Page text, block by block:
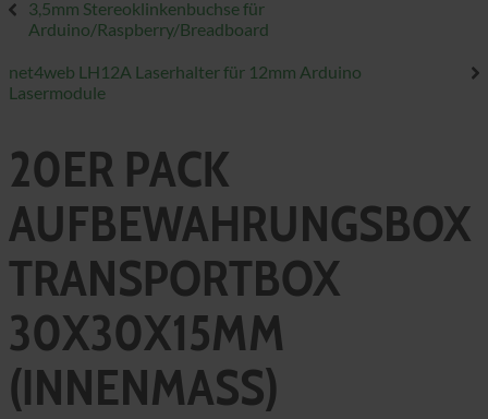
3,5mm Stereoklinkenbuchse für
Arduino/Raspberry/Breadboard
net4web LH12A Laserhalter für 12mm Arduino
Lasermodule
20ER PACK
AUFBEWAHRUNGSBOX
TRANSPORTBOX
30X30X15MM
(INNENMASS)